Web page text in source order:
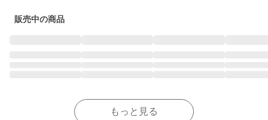
販売中の商品
もっと見る